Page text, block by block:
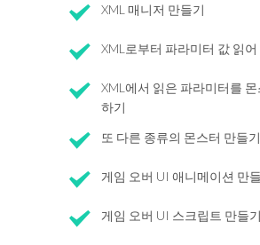
XML 매니저 만들기
XML로부터 파라미터 값 읽어
XML에서 읽은 파라미터를
하기
또 다른 종류의 몬스터 만들기
게임 오버 UI 애니메이션 만
게임 오버 UI 스크립트 만들기